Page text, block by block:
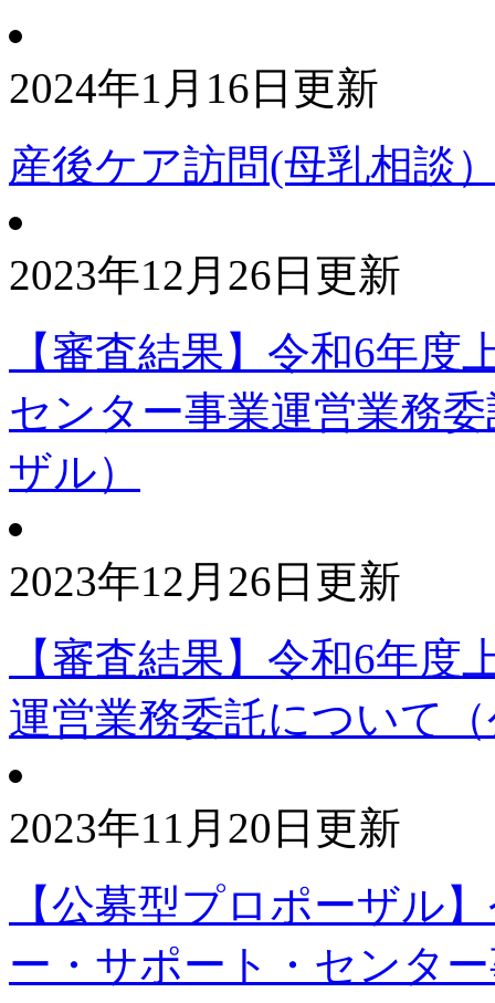
2024年1月16日更新
産後ケア訪問(母乳相談
2023年12月26日更新
【審査結果】令和6年
センター事業運営業務
ザル）
2023年12月26日更新
【審査結果】令和6年
運営業務委託について
2023年11月20日更新
【公募型プロポーザル
ー・サポート・センタ